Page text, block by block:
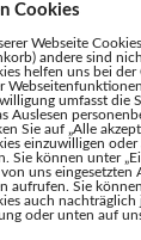
mit!
Cookies
Webseite
andere sind
helfen uns bei
umfasst die
Auslesen
Sie auf „Alle
einzuwilligen oder
Sie können unter
uns eingesetzten
aufrufen. Sie
auch nachträglich
oder unten auf